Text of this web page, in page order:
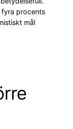
fyra procents
mål